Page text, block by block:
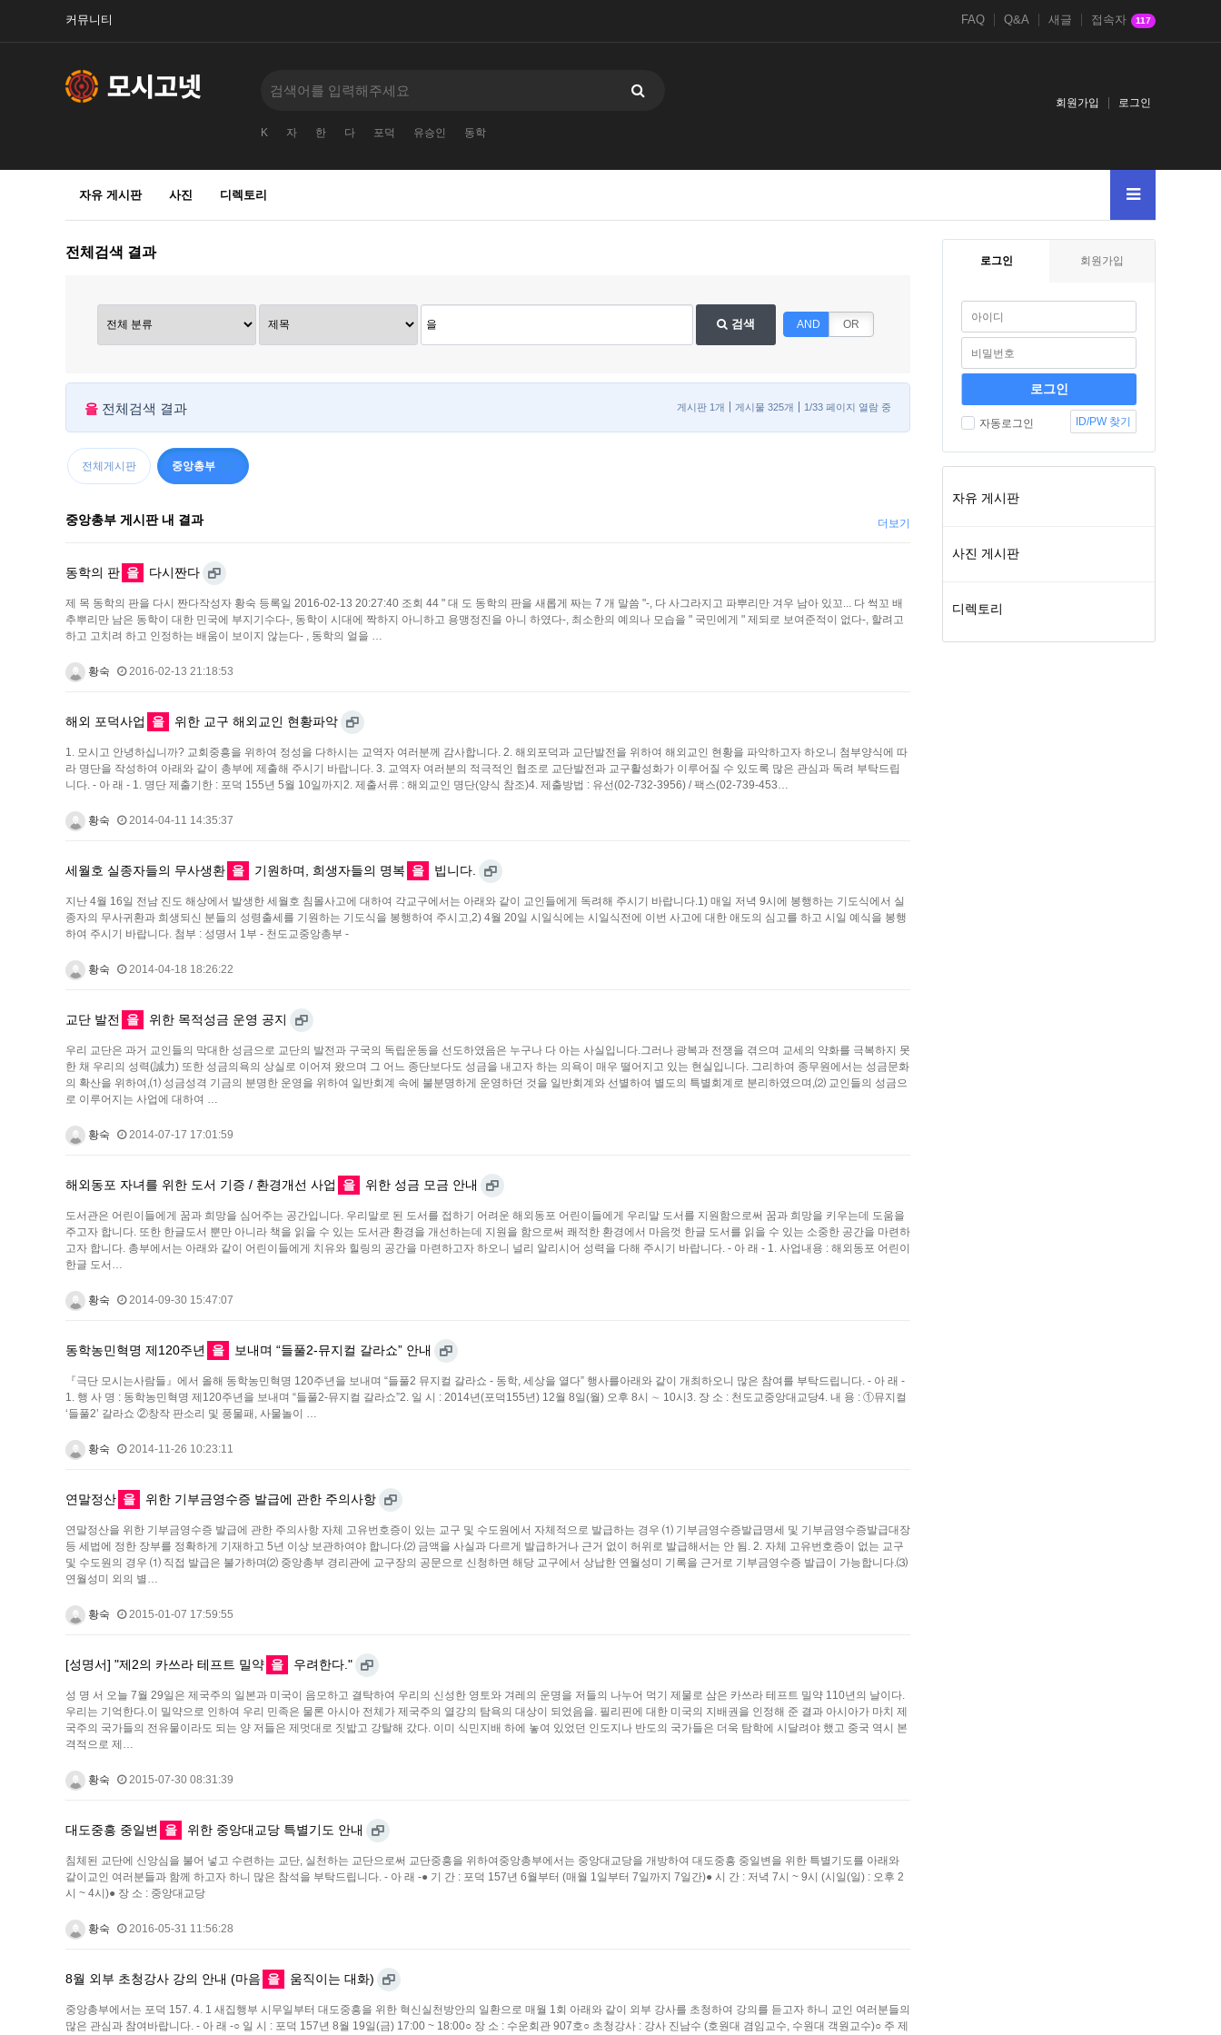
커뮤니티 FAQ Q&A 새글 접속자 117
K 자 한 다 포덕 유승인 동학
회원가입 로그인
자유 게시판 사진 디렉토리
전체검색 결과
검색 AND OR
을 전체검색 결과 게시판 1개 게시물 325개 1/33 페이지 열람 중
전체게시판 중앙총부 325
중앙총부 게시판 내 결과 더보기
동학의 판 을 다시짠다
제 목 동학의 판을 다시 짠다작성자 황숙 등록일 2016-02-13 20:27:40 조회 44 " 대 도 동학의 판을 새롭게 짜는 7 개 말씀 "-, 다 사그라지고 파뿌리만 겨우 남아 있꼬... 다 썩꼬 배
추뿌리만 남은 동학이 대한 민국에 부지기수다-, 동학이 시대에 짝하지 아니하고 용맹정진을 아니 하였다-, 최소한의 예의나 모습을 " 국민에게 " 제되로 보여준적이 없다-, 할려고
하고 고치려 하고 인정하는 배움이 보이지 않는다- , 동학의 얼을 …
황숙 2016-02-13 21:18:53
해외 포덕사업 을 위한 교구 해외교인 현황파악
1. 모시고 안녕하십니까? 교회중흥을 위하여 정성을 다하시는 교역자 여러분께 감사합니다. 2. 해외포덕과 교단발전을 위하여 해외교인 현황을 파악하고자 하오니 첨부양식에 따
라 명단을 작성하여 아래와 같이 총부에 제출해 주시기 바랍니다. 3. 교역자 여러분의 적극적인 협조로 교단발전과 교구활성화가 이루어질 수 있도록 많은 관심과 독려 부탁드립
니다. - 아 래 - 1. 명단 제출기한 : 포덕 155년 5월 10일까지2. 제출서류 : 해외교인 명단(양식 참조)4. 제출방법 : 유선(02-732-3956) / 팩스(02-739-453…
황숙 2014-04-11 14:35:37
세월호 실종자들의 무사생환 을 기원하며, 희생자들의 명복 을 빕니다.
지난 4월 16일 전남 진도 해상에서 발생한 세월호 침몰사고에 대하여 각교구에서는 아래와 같이 교인들에게 독려해 주시기 바랍니다.1) 매일 저녁 9시에 봉행하는 기도식에서 실
종자의 무사귀환과 희생되신 분들의 성령출세를 기원하는 기도식을 봉행하여 주시고,2) 4월 20일 시일식에는 시일식전에 이번 사고에 대한 애도의 심고를 하고 시일 예식을 봉행
하여 주시기 바랍니다. 첨부 : 성명서 1부 - 천도교중앙총부 -
황숙 2014-04-18 18:26:22
교단 발전 을 위한 목적성금 운영 공지
우리 교단은 과거 교인들의 막대한 성금으로 교단의 발전과 구국의 독립운동을 선도하였음은 누구나 다 아는 사실입니다.그러나 광복과 전쟁을 겪으며 교세의 약화를 극복하지 못
한 채 우리의 성력(誠力) 또한 성금의욕의 상실로 이어져 왔으며 그 어느 종단보다도 성금을 내고자 하는 의욕이 매우 떨어지고 있는 현실입니다. 그리하여 종무원에서는 성금문화
의 확산을 위하여,⑴ 성금성격 기금의 분명한 운영을 위하여 일반회계 속에 불분명하게 운영하던 것을 일반회계와 선별하여 별도의 특별회계로 분리하였으며,⑵ 교인들의 성금으
로 이루어지는 사업에 대하여 …
황숙 2014-07-17 17:01:59
해외동포 자녀를 위한 도서 기증 / 환경개선 사업 을 위한 성금 모금 안내
도서관은 어린이들에게 꿈과 희망을 심어주는 공간입니다. 우리말로 된 도서를 접하기 어려운 해외동포 어린이들에게 우리말 도서를 지원함으로써 꿈과 희망을 키우는데 도움을
주고자 합니다. 또한 한글도서 뿐만 아니라 책을 읽을 수 있는 도서관 환경을 개선하는데 지원을 함으로써 쾌적한 환경에서 마음껏 한글 도서를 읽을 수 있는 소중한 공간을 마련하
고자 합니다. 총부에서는 아래와 같이 어린이들에게 치유와 힐링의 공간을 마련하고자 하오니 널리 알리시어 성력을 다해 주시기 바랍니다. - 아 래 - 1. 사업내용 : 해외동포 어린이
한글 도서…
황숙 2014-09-30 15:47:07
동학농민혁명 제120주년 을 보내며 “들풀2-뮤지컬 갈라쇼” 안내
『극단 모시는사람들』에서 올해 동학농민혁명 120주년을 보내며 “들풀2 뮤지컬 갈라쇼 - 동학, 세상을 열다” 행사를아래와 같이 개최하오니 많은 참여를 부탁드립니다. - 아 래 -
1. 행 사 명 : 동학농민혁명 제120주년을 보내며 “들풀2-뮤지컬 갈라쇼”2. 일 시 : 2014년(포덕155년) 12월 8일(월) 오후 8시 ∼ 10시3. 장 소 : 천도교중앙대교당4. 내 용 : ①뮤지컬
‘들풀2’ 갈라쇼 ②창작 판소리 및 풍물패, 사물놀이 …
황숙 2014-11-26 10:23:11
연말정산 을 위한 기부금영수증 발급에 관한 주의사항
연말정산을 위한 기부금영수증 발급에 관한 주의사항 자체 고유번호증이 있는 교구 및 수도원에서 자체적으로 발급하는 경우 ⑴ 기부금영수증발급명세 및 기부금영수증발급대장
등 세법에 정한 장부를 정확하게 기재하고 5년 이상 보관하여야 합니다.⑵ 금액을 사실과 다르게 발급하거나 근거 없이 허위로 발급해서는 안 됨. 2. 자체 고유번호증이 없는 교구
및 수도원의 경우 ⑴ 직접 발급은 불가하며⑵ 중앙총부 경리관에 교구장의 공문으로 신청하면 해당 교구에서 상납한 연월성미 기록을 근거로 기부금영수증 발급이 가능합니다.⑶
연월성미 외의 별…
황숙 2015-01-07 17:59:55
[성명서] "제2의 카쓰라 테프트 밀약 을 우려한다."
성 명 서 오늘 7월 29일은 제국주의 일본과 미국이 음모하고 결탁하여 우리의 신성한 영토와 겨레의 운명을 저들의 나누어 먹기 제물로 삼은 카쓰라 테프트 밀약 110년의 날이다.
우리는 기억한다.이 밀약으로 인하여 우리 민족은 물론 아시아 전체가 제국주의 열강의 탐욕의 대상이 되었음을. 필리핀에 대한 미국의 지배권을 인정해 준 결과 아시아가 마치 제
국주의 국가들의 전유물이라도 되는 양 저들은 제멋대로 짓밟고 강탈해 갔다. 이미 식민지배 하에 놓여 있었던 인도지나 반도의 국가들은 더욱 탐학에 시달려야 했고 중국 역시 본
격적으로 제…
황숙 2015-07-30 08:31:39
대도중흥 중일변 을 위한 중앙대교당 특별기도 안내
침체된 교단에 신앙심을 불어 넣고 수련하는 교단, 실천하는 교단으로써 교단중흥을 위하여중앙총부에서는 중앙대교당을 개방하여 대도중흥 중일변을 위한 특별기도를 아래와
같이교인 여러분들과 함께 하고자 하니 많은 참석을 부탁드립니다. - 아 래 -● 기 간 : 포덕 157년 6월부터 (매월 1일부터 7일까지 7일간)● 시 간 : 저녁 7시 ~ 9시 (시일(일) : 오후 2
시 ~ 4시)● 장 소 : 중앙대교당
황숙 2016-05-31 11:56:28
8월 외부 초청강사 강의 안내 (마음 을 움직이는 대화)
중앙총부에서는 포덕 157. 4. 1 새집행부 시무일부터 대도중흥을 위한 혁신실천방안의 일환으로 매월 1회 아래와 같이 외부 강사를 초청하여 강의를 듣고자 하니 교인 여러분들의
많은 관심과 참여바랍니다. - 아 래 -○ 일 시 : 포덕 157년 8월 19일(금) 17:00 ~ 18:00○ 장 소 : 수운회관 907호○ 초청강사 : 강사 진남수 (호원대 겸임교수, 수원대 객원교수)○ 주 제
로그인 회원가입
자동로그인 ID/PW 찾기
자유 게시판
사진 게시판
디렉토리